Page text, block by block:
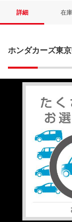
詳細 在庫
ホンダカーズ東